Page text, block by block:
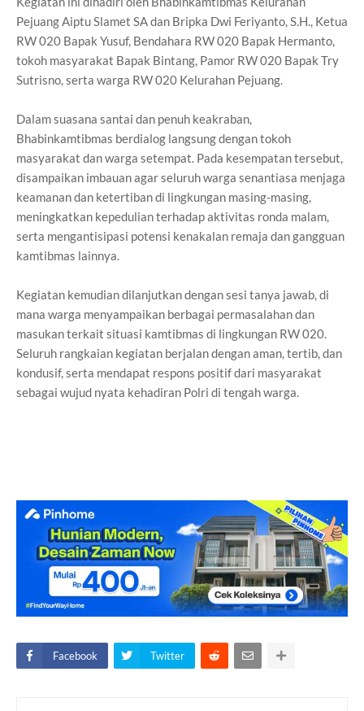
Pejuang Aiptu Slamet SA dan Bripka Dwi Feriyanto, S.H., Ketua
RW 020 Bapak Yusuf, Bendahara RW 020 Bapak Hermanto,
tokoh masyarakat Bapak Bintang, Pamor RW 020 Bapak Try
Sutrisno, serta warga RW 020 Kelurahan Pejuang.
Dalam suasana santai dan penuh keakraban,
Bhabinkamtibmas berdialog langsung dengan tokoh
masyarakat dan warga setempat. Pada kesempatan tersebut,
disampaikan imbauan agar seluruh warga senantiasa menjaga
keamanan dan ketertiban di lingkungan masing-masing,
meningkatkan kepedulian terhadap aktivitas ronda malam,
serta mengantisipasi potensi kenakalan remaja dan gangguan
kamtibmas lainnya.
Kegiatan kemudian dilanjutkan dengan sesi tanya jawab, di
mana warga menyampaikan berbagai permasalahan dan
masukan terkait situasi kamtibmas di lingkungan RW 020.
Seluruh rangkaian kegiatan berjalan dengan aman, tertib, dan
kondusif, serta mendapat respons positif dari masyarakat
sebagai wujud nyata kehadiran Polri di tengah warga.
Facebook Twitter